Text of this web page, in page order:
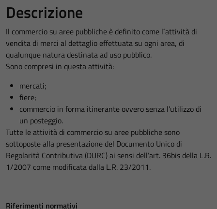
Descrizione
Il commercio su aree pubbliche è definito come l´attività di
vendita di merci al dettaglio effettuata su ogni area, di
qualunque natura destinata ad uso pubblico.
Sono compresi in questa attività:
mercati;
fiere;
commercio in forma itinerante ovvero senza l’utilizzo di
un posteggio.
Tutte le attività di commercio su aree pubbliche sono
sottoposte alla presentazione del Documento Unico di
Regolarità Contributiva (DURC) ai sensi dell’art. 36bis della L.R.
1/2007 come modificata dalla L.R. 23/2011.
Riferimenti normativi